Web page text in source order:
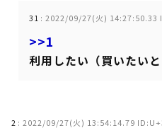
31 : 2022/09/27(火) 14:27:50.33
>>1
利用したい（買いたい
2 : 2022/09/27(火) 13:54:14.79